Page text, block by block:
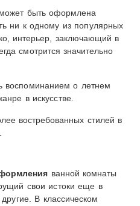
быть оформлена
ни к одному из популярных
интерьер, заключающий в
смотрится значительно
воспоминанием о летнем
в искусстве.
востребованных стилей в
ванной комнаты
свои истоки еще в
В классическом